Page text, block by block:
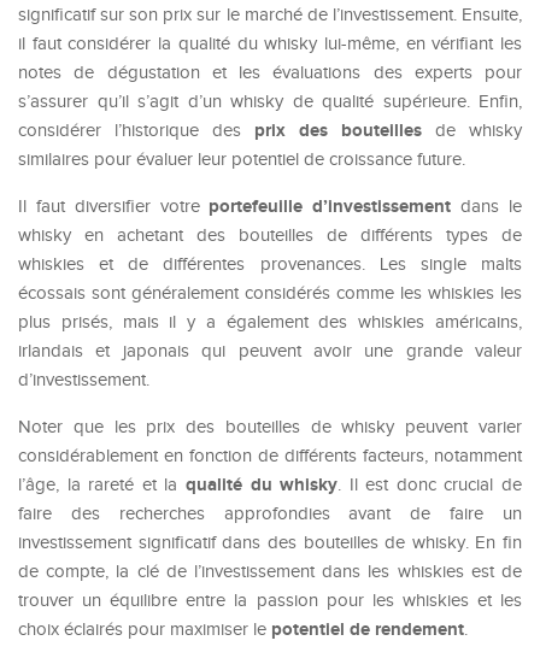
significatif sur son prix sur le marché de l’investissement. Ensuite,
il faut considérer la qualité du whisky lui-même, en vérifiant les
notes de dégustation et les évaluations des experts pour
s’assurer qu’il s’agit d’un whisky de qualité supérieure. Enfin,
considérer l’historique des prix des bouteilles de whisky
similaires pour évaluer leur potentiel de croissance future.
Il faut diversifier votre portefeuille d’investissement dans le
whisky en achetant des bouteilles de différents types de
whiskies et de différentes provenances. Les single malts
écossais sont généralement considérés comme les whiskies les
plus prisés, mais il y a également des whiskies américains,
irlandais et japonais qui peuvent avoir une grande valeur
d’investissement.
Noter que les prix des bouteilles de whisky peuvent varier
considérablement en fonction de différents facteurs, notamment
l’âge, la rareté et la qualité du whisky. Il est donc crucial de
faire des recherches approfondies avant de faire un
investissement significatif dans des bouteilles de whisky. En fin
de compte, la clé de l’investissement dans les whiskies est de
trouver un équilibre entre la passion pour les whiskies et les
choix éclairés pour maximiser le potentiel de rendement.